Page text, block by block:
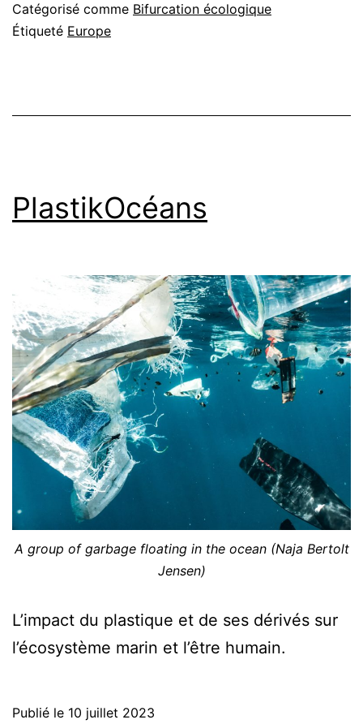
que
Catégorisé comme Bifurcation écologique
Étiqueté Europe
PlastikOcéans
A group of garbage floating in the ocean (Naja Bertolt
Jensen)
L’impact du plastique et de ses dérivés sur
l’écosystème marin et l’être humain.
Publié le 10 juillet 2023